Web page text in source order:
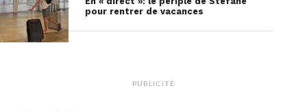
pour rentrer de vacances
PUBLICITÉ